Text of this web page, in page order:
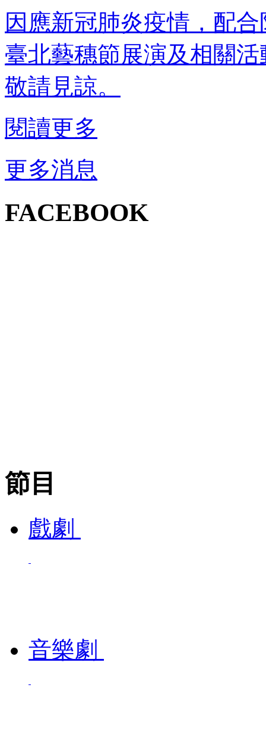
因應新冠肺炎疫情，配
臺北藝穗節展演及相關
敬請見諒。
閱讀更多
更多消息
FACEBOOK
節目
戲劇
音樂劇